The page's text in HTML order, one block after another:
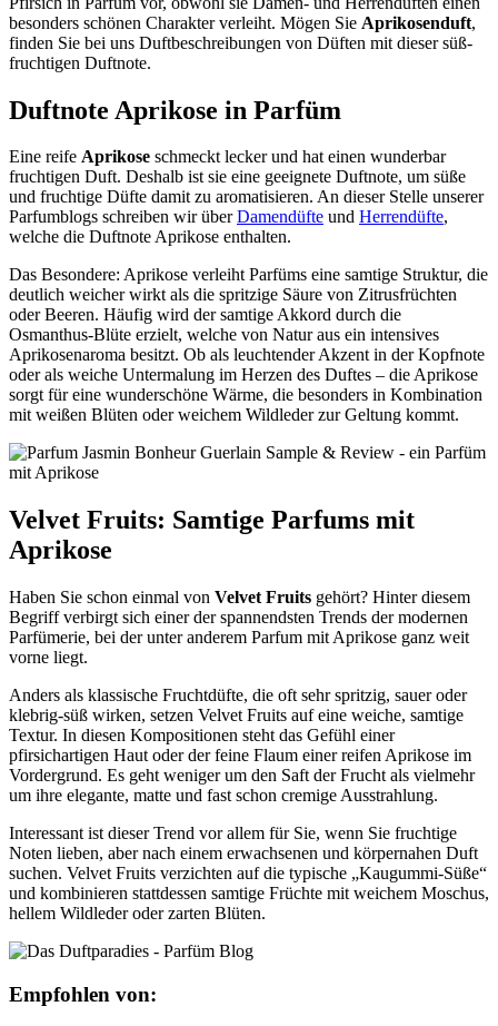
besonders schönen Charakter verleiht. Mögen Sie Aprikosenduft,
finden Sie bei uns Duftbeschreibungen von Düften mit dieser süß-
fruchtigen Duftnote.
Duftnote Aprikose in Parfüm
Eine reife Aprikose schmeckt lecker und hat einen wunderbar
fruchtigen Duft. Deshalb ist sie eine geeignete Duftnote, um süße
und fruchtige Düfte damit zu aromatisieren. An dieser Stelle unserer
Parfumblogs schreiben wir überDamendüfte und Herrendüfte,
welche die Duftnote Aprikose enthalten.
Das Besondere: Aprikose verleiht Parfüms eine samtige Struktur, die
deutlich weicher wirkt als die spritzige Säure von Zitrusfrüchten
oder Beeren. Häufig wird der samtige Akkord durch die
Osmanthus-Blüte erzielt, welche von Natur aus ein intensives
Aprikosenaroma besitzt. Ob als leuchtender Akzent in der Kopfnote
oder als weiche Untermalung im Herzen des Duftes – die Aprikose
sorgt für eine wunderschöne Wärme, die besonders in Kombination
mit weißen Blüten oder weichem Wildleder zur Geltung kommt.
Velvet Fruits: Samtige Parfums mit
Aprikose
Haben Sie schon einmal von Velvet Fruits gehört? Hinter diesem
Begriff verbirgt sich einer der spannendsten Trends der modernen
Parfümerie, bei der unter anderem Parfum mit Aprikose ganz weit
vorne liegt.
Anders als klassische Fruchtdüfte, die oft sehr spritzig, sauer oder
klebrig-süß wirken, setzen Velvet Fruits auf eine weiche, samtige
Textur. In diesen Kompositionen steht das Gefühl einer
pfirsichartigen Haut oder der feine Flaum einer reifen Aprikose im
Vordergrund. Es geht weniger um den Saft der Frucht als vielmehr
um ihre elegante, matte und fast schon cremige Ausstrahlung.
Interessant ist dieser Trend vor allem für Sie, wenn Sie fruchtige
Noten lieben, aber nach einem erwachsenen und körpernahen Duft
suchen. Velvet Fruits verzichten auf die typische „Kaugummi-Süße“
und kombinieren stattdessen samtige Früchte mit weichem Moschus,
hellem Wildleder oder zarten Blüten.
Empfohlen von: